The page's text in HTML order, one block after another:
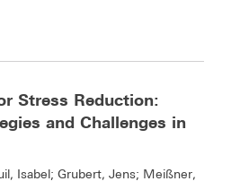
Stress Reduction:
and Challenges in
Isabel; Grubert, Jens; Meißner,